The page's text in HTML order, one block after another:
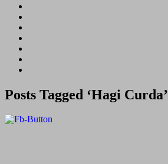
Posts Tagged ‘Hagi Curda’